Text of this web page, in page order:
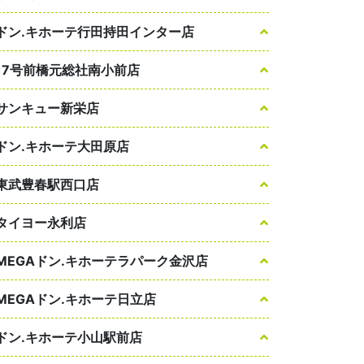
ドン.キホーテ行田持田インター店
号前橋元総社南小前店
ンキュー新栄店
ドン.キホーテ大田原店
武豊春駅西口店
イヨー永利店
ドン.キホーテラパーク金沢店
ドン.キホーテ日立店
ドン.キホーテ小山駅前店